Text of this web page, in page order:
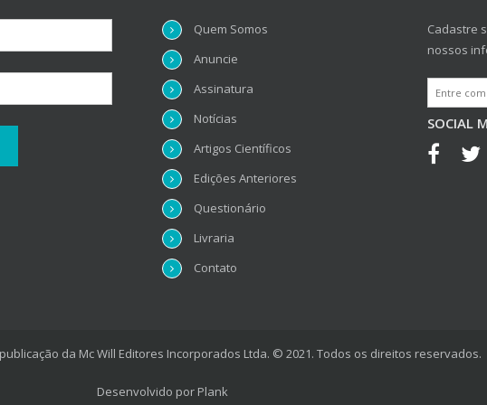
Quem Somos
Anuncie
Assinatura
Notícias
Artigos Científicos
Edições Anteriores
Questionário
Livraria
Contato
Cadastre
nossos
SOCIAL
publicação da Mc Will Editores Incorporados Ltda. © 2021. Todos os direitos reservados.
Desenvolvido por Plank